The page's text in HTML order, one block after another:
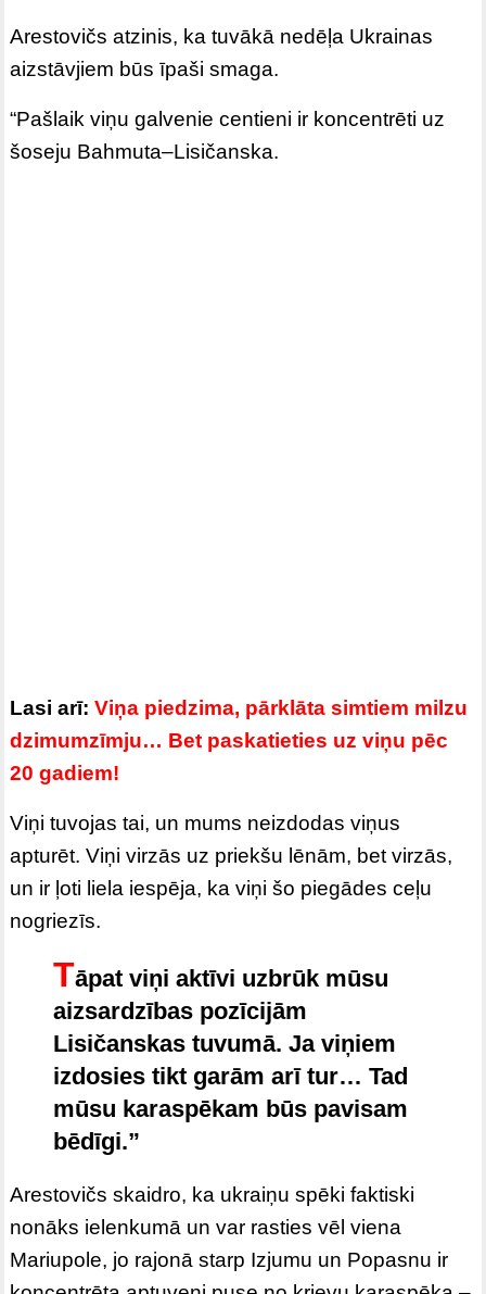
Arestovičs atzinis, ka tuvākā nedēļa Ukrainas
aizstāvjiem būs īpaši smaga.
“Pašlaik viņu galvenie centieni ir koncentrēti uz
šoseju Bahmuta–Lisičanska.
Lasi arī:Viņa piedzima, pārklāta simtiem milzu
dzimumzīmju… Bet paskatieties uz viņu pēc
20 gadiem!
Viņi tuvojas tai, un mums neizdodas viņus
apturēt. Viņi virzās uz priekšu lēnām, bet virzās,
un ir ļoti liela iespēja, ka viņi šo piegādes ceļu
nogriezīs.
Tāpat viņi aktīvi uzbrūk mūsu
aizsardzības pozīcijām
Lisičanskas tuvumā. Ja viņiem
izdosies tikt garām arī tur… Tad
mūsu karaspēkam būs pavisam
bēdīgi.”
Arestovičs skaidro, ka ukraiņu spēki faktiski
nonāks ielenkumā un var rasties vēl viena
Mariupole, jo rajonā starp Izjumu un Popasnu ir